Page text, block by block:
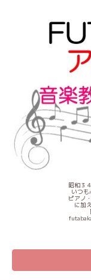
昭和３
いつも
ピアノ
に加